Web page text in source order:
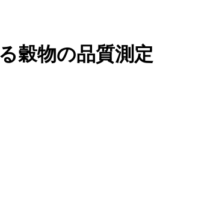
穀物の品質測定